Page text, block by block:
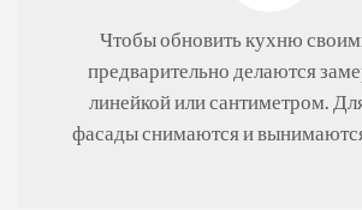
Чтобы обновить кухню
предварительно делаются
линейкой или сантиметром.
фасады снимаются и